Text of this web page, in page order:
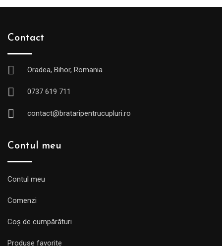
Contact
Oradea, Bihor, Romania
0737 619 711
contact@brataripentrucupluri.ro
Contul meu
Contul meu
Comenzi
Coș de cumpărături
Produse favorite